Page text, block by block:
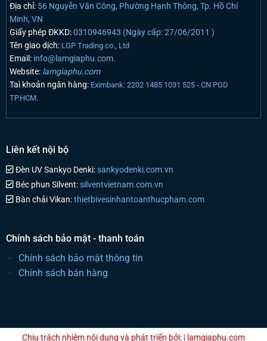
Địa chỉ:56 Nguyễn Văn Công, Phường Hạnh Thông, Tp. Hồ Chí
Minh, VN
Giấy phép ĐKKD:0310946943 (Ngày cấp: 27/06/2011 )
Tên giao dịch: LGP Trading co., Ltd
Email:info@lamgiaphu.com.
Website:lamgiaphu.com
Taì khoản ngân hàng: Eximbank: 2202 1485 1031 525 - CN PGD
TP.HCM.
Liên kết nội bộ
Đèn UV Sankyo Denki:sankyodenki.com.vn
Béc phun Silvent:silventvietnam.com.vn
Bàn chải Vikan:thietbivesinhantoanthucpham.com
Chính sách bảo mật - thanh toán
Chính sách bảo mật thông tin
Chính sách bán hàng
Chịu trách nhiệm nội dung và phát triển bởi: | lamgiaphu.com